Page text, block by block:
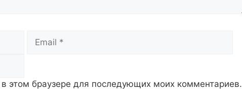
этом браузере для последующих моих комментариев.